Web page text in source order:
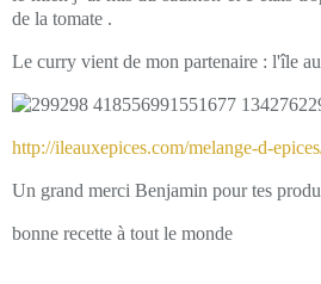
de la tomate .
Le curry vient de mon partenaire : l'île
http://ileauxepices.com/melange-d-
Un grand merci Benjamin pour tes
bonne recette à tout le monde